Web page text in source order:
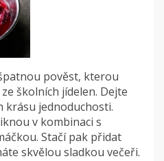
pověst, kterou
školních jídelen. Dejte
krásu jednoduchosti.
v kombinaci s
Stačí pak přidat
skvělou sladkou večeři.